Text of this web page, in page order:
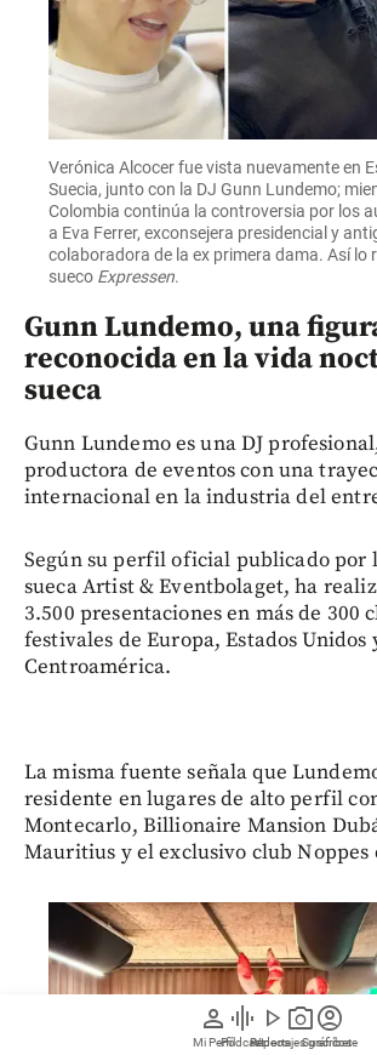
person
Mi Perfil
graphic_eq
Pódcast
play_arrow
Videos
photo_camera
Reportajes gráficos
account_circle
Suscríbete
Verónica Alcocer fue vista nuevamente en
Suecia, junto con la DJ Gunn Lundemo;
Colombia continúa la controversia por los
a Eva Ferrer, exconsejera presidencial y
colaboradora de la ex primera dama. Así lo
sueco Expressen.
Gunn Lundemo, una
reconocida en la vida
sueca
Gunn Lundemo es una DJ
productora de eventos con una
internacional en la industria del
Según su perfil oficial publicado por
sueca Artist & Eventbolaget, ha
3.500 presentaciones en más de 300
festivales de Europa, Estados Unidos
Centroamérica.
La misma fuente señala que
residente en lugares de alto perfil
Montecarlo, Billionaire Mansion
Mauritius y el exclusivo club Noppes